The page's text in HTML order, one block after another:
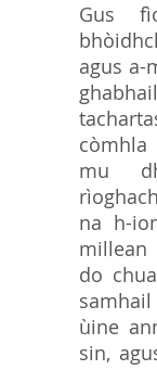
Gus
agus a-
mu
na h-
millean
do
ùine
sin,